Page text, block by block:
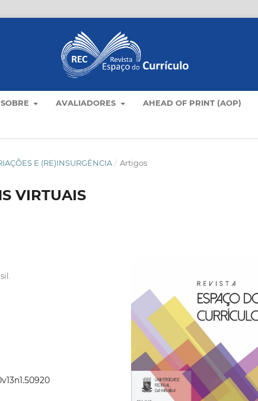
SOBRE AVALIADORES AHEAD OF PRINT (AOP)
E (RE)INSURGÊNCIA / Artigos
VIRTUAIS